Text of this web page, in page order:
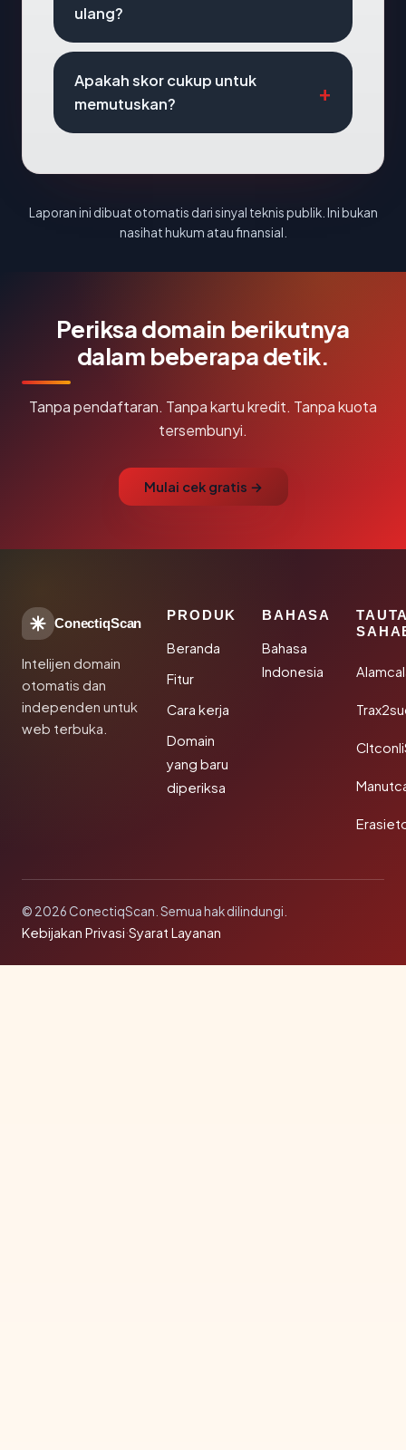
ulang?
Apakah skor cukup untuk
memutuskan?
Laporan ini dibuat otomatis dari sinyal teknis publik. Ini bukan
nasihat hukum atau finansial.
Periksa domain berikutnya
dalam beberapa detik.
Tanpa pendaftaran. Tanpa kartu kredit. Tanpa kuota
tersembunyi.
Mulai cek gratis →
ConectiqScan
Intelijen domain
otomatis dan
independen untuk
web terbuka.
PRODUK
Beranda
Fitur
Cara kerja
Domain
yang baru
diperiksa
BAHASA
Bahasa
Indonesia
© 2026 ConectiqScan. Semua hak dilindungi.
Kebijakan Privasi·Syarat Layanan